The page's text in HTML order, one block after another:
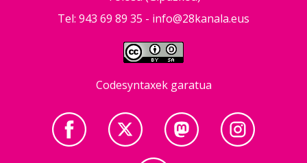
Tel: 943 69 89 35 - info@28kanala.eus
Codesyntaxek garatua